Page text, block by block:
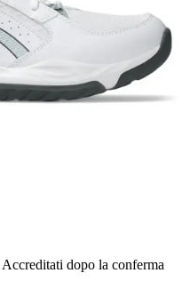
Accreditati dopo la conferma